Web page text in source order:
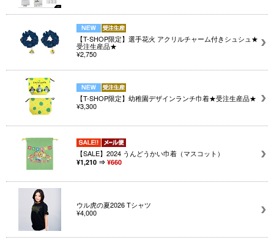
【T-SHOP限定】選手花火 アクリルチャーム付きシュシュ★
受注生産品★
¥2,750
【T-SHOP限定】幼稚園デザインランチ巾着★受注生産品★
¥3,300
【SALE】2024 うんどうかい巾着（マスコット）
¥1,210 ⇒ ¥660
ウル虎の夏2026 Tシャツ
¥4,000